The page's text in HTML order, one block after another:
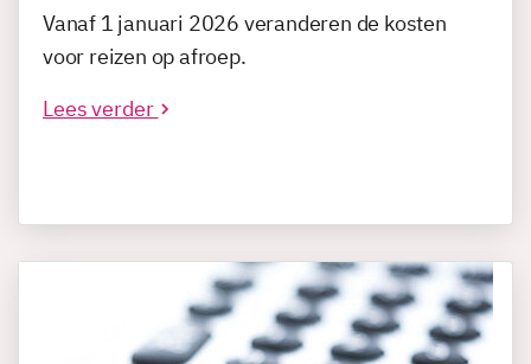
Vanaf 1 januari 2026 veranderen de kosten
voor reizen op afroep.
Lees verder